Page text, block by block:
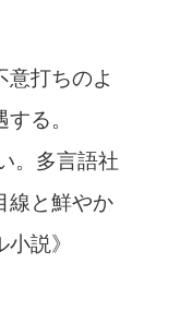
意打ちのよ
る。
。多言語社
線と鮮やか
説》